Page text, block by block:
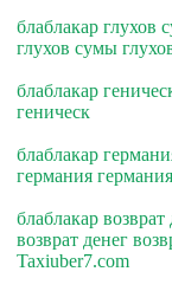
блаблакар глухов
глухов сумы
блаблакар
геническ
блаблакар
германия германия
блаблакар
возврат денег
Taxiuber7.com